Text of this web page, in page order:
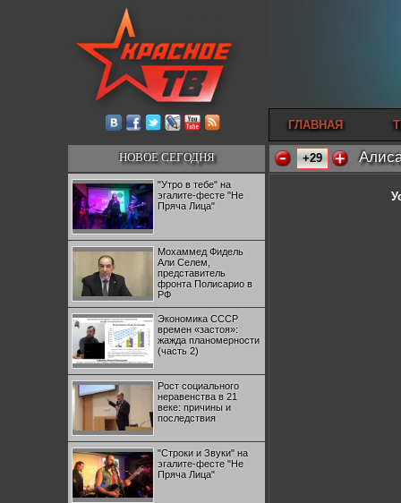
ГЛАВНАЯ
НОВОЕ СЕГОДНЯ
"Утро в тебе" на
эгалите-фесте "Не
Пряча Лица"
Мохаммед Фидель
Али Селем,
представитель
фронта Полисарио в
РФ
Экономика СССР
времен «застоя»:
жажда планомерности
(часть 2)
Рост социального
неравенства в 21
веке: причины и
последствия
"Строки и Звуки" на
эгалите-фесте "Не
Пряча Лица"
+29